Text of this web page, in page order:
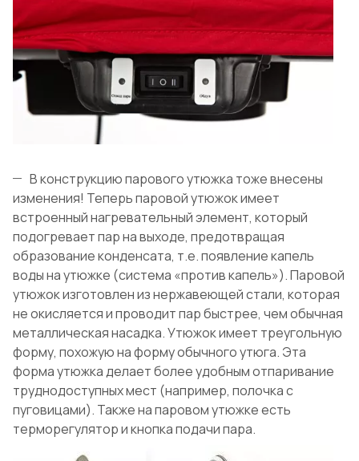
В конструкцию парового утюжка тоже внесены
изменения! Теперь паровой утюжок имеет
встроенный нагревательный элемент, который
подогревает пар на выходе, предотвращая
образование конденсата, т.е. появление капель
воды на утюжке (система «против капель»). Паровой
утюжок изготовлен из нержавеющей стали, которая
не окисляется и проводит пар быстрее, чем обычная
металлическая насадка. Утюжок имеет треугольную
форму, похожую на форму обычного утюга. Эта
форма утюжка делает более удобным отпаривание
труднодоступных мест (например, полочка с
пуговицами). Также на паровом утюжке есть
терморегулятор и кнопка подачи пара.